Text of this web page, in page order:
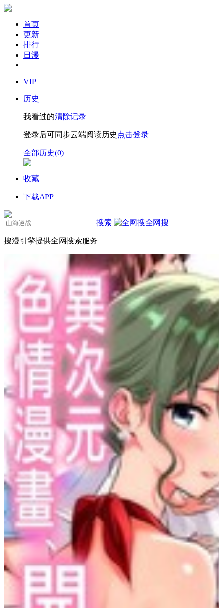
首页
更新
排行
日漫
VIP
历史
我看过的清除记录
登录后可同步云端阅读历史 点击登录
全部历史(0)
收藏
下载APP
搜索 全网搜
搜漫引擎提供全网搜索服务